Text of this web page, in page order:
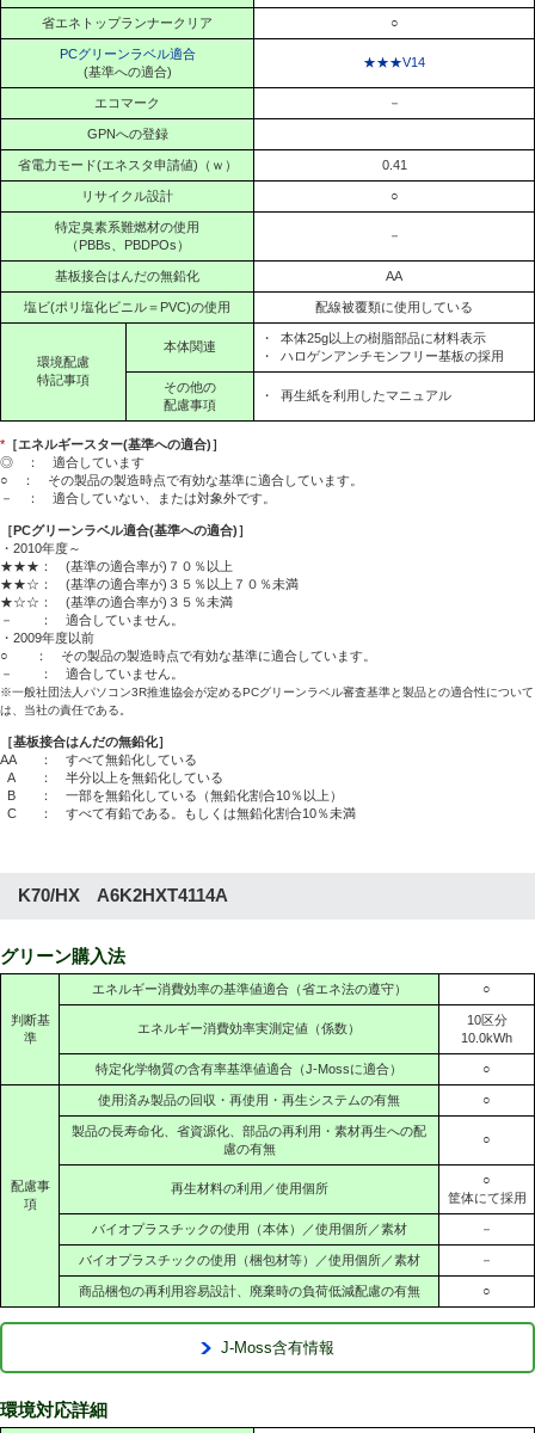
省エネトップランナークリア ○
PCグリーンラベル適合
(基準への適合)
★★★V14
エコマーク －
GPNへの登録
省電力モード(エネスタ申請値)（ｗ） 0.41
リサイクル設計 ○
特定臭素系難燃材の使用
（PBBs、PBDPOs）
－
基板接合はんだの無鉛化 AA
塩ビ(ポリ塩化ビニル＝PVC)の使用 配線被覆類に使用している
環境配慮
特記事項
本体関連
・
本体25g以上の樹脂部品に材料表示
・
ハロゲンアンチモンフリー基板の採用
その他の
配慮事項
・ 再生紙を利用したマニュアル
* ［エネルギースター(基準への適合)］
◎ ： 適合しています
○ ： その製品の製造時点で有効な基準に適合しています。
－ ： 適合していない、または対象外です。
［PCグリーンラベル適合(基準への適合)］
・2010年度～
★★★： (基準の適合率が)７０％以上
★★☆： (基準の適合率が)３５％以上７０％未満
★☆☆： (基準の適合率が)３５％未満
－ ： 適合していません。
・2009年度以前
○ ： その製品の製造時点で有効な基準に適合しています。
－ ： 適合していません。
※一般社団法人パソコン3R推進協会が定めるPCグリーンラベル審査基準と製品との適合性について
は、当社の責任である。
［基板接合はんだの無鉛化］
AA
： すべて無鉛化している
A
： 半分以上を無鉛化している
B
： 一部を無鉛化している（無鉛化割合10％以上）
C
： すべて有鉛である。もしくは無鉛化割合10％未満
K70/HX A6K2HXT4114A
グリーン購入法
判断基
準
エネルギー消費効率の基準値適合（省エネ法の遵守） ○
エネルギー消費効率実測定値（係数）
10区分
10.0kWh
特定化学物質の含有率基準値適合（J-Mossに適合） ○
配慮事
項
使用済み製品の回収・再使用・再生システムの有無 ○
製品の長寿命化、省資源化、部品の再利用・素材再生への配
慮の有無
○
再生材料の利用／使用個所
○
筐体にて採用
バイオプラスチックの使用（本体）／使用個所／素材 －
バイオプラスチックの使用（梱包材等）／使用個所／素材 －
商品梱包の再利用容易設計、廃棄時の負荷低減配慮の有無 ○
J-Moss含有情報
環境対応詳細